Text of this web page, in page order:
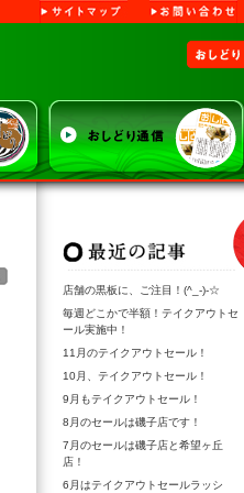
サイトマップ
店舗の黒板に、ご注目！(^_-)-☆
毎週どこかで半額！テイクアウトセ
ール実施中！
11月のテイクアウトセール！
10月、テイクアウトセール！
9月もテイクアウトセール！
8月のセールは磯子店です！
7月のセールは磯子店と希望ヶ丘
店！
6月はテイクアウトセールラッシ